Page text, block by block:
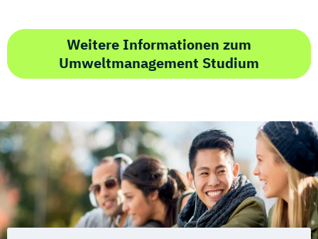
Public Communication
Radiologietechnologie
Software Design & Cloud Computing
Sound Design
Soziale Arbeit
Sport und Eventmanagement
Sportmanagement und Training
System Test Engineering
System Test Engineering
Studienrichtung im Masterstudiengang
Kulturen
Katholische Fachtheologie
Katholische Religion (Lehramt)
Konferenzdolmetschen
Kunstgeschichte
Latein
Latein (Lehramt)
Leadership – eigenverantwortlich Handeln
in Gesellschaft und Wirtschaft
Mastermodul International Peacebuilding
and Conflict Transition
Weitere Informationen zum
Umweltmanagement Studium